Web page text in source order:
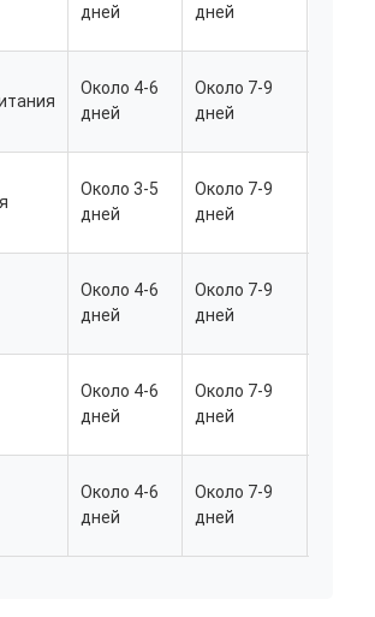
дней
дней
Около 4-6
дней
Около 7-9
дней
Около 3-5
дней
Около 7-9
дней
Около 4-6
дней
Около 7-9
дней
Около 4-6
дней
Около 7-9
дней
Около 4-6
дней
Около 7-9
дней